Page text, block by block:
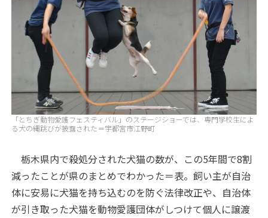
「とちぎ動物愛護フェスティバル」のステージショーでは、専門学校生によ
る犬の縄跳びが披露された＝宇都宮市江野町
栃木県内で殺処分された犬猫の数が、この5年間で8割
減ったことが県のまとめでわかった＝表。飼い主が自治
体に安易に犬猫を持ち込むのを防ぐ法律改正や、自治体
が引き取った犬猫を動物愛護団体がしつけて個人に譲渡